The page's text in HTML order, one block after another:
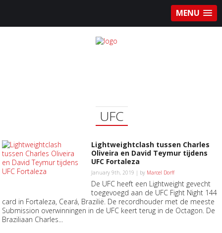
MENU
UFC
Lightweightclash tussen Charles
Oliveira en David Teymur tijdens
UFC Fortaleza
January 9th, 2019 | by Marcel Dorff
De UFC heeft een Lightweight gevecht
toegevoegd aan de UFC Fight Night 144
card in Fortaleza, Ceará, Brazilië. De recordhouder met de meeste
Submission overwinningen in de UFC keert terug in de Octagon. De
Braziliaan Charles...